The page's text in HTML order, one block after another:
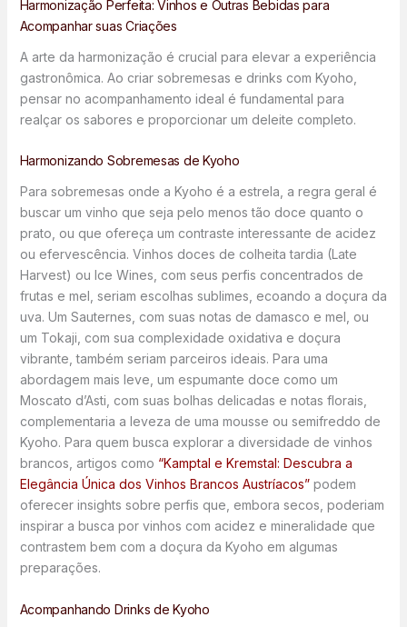
Harmonização Perfeita: Vinhos e Outras Bebidas para
Acompanhar suas Criações
A arte da harmonização é crucial para elevar a experiência
gastronômica. Ao criar sobremesas e drinks com Kyoho,
pensar no acompanhamento ideal é fundamental para
realçar os sabores e proporcionar um deleite completo.
Harmonizando Sobremesas de Kyoho
Para sobremesas onde a Kyoho é a estrela, a regra geral é
buscar um vinho que seja pelo menos tão doce quanto o
prato, ou que ofereça um contraste interessante de acidez
ou efervescência. Vinhos doces de colheita tardia (Late
Harvest) ou Ice Wines, com seus perfis concentrados de
frutas e mel, seriam escolhas sublimes, ecoando a doçura da
uva. Um Sauternes, com suas notas de damasco e mel, ou
um Tokaji, com sua complexidade oxidativa e doçura
vibrante, também seriam parceiros ideais. Para uma
abordagem mais leve, um espumante doce como um
Moscato d’Asti, com suas bolhas delicadas e notas florais,
complementaria a leveza de uma mousse ou semifreddo de
Kyoho. Para quem busca explorar a diversidade de vinhos
brancos, artigos como “Kamptal e Kremstal: Descubra a
Elegância Única dos Vinhos Brancos Austríacos”podem
oferecer insights sobre perfis que, embora secos, poderiam
inspirar a busca por vinhos com acidez e mineralidade que
contrastem bem com a doçura da Kyoho em algumas
preparações.
Acompanhando Drinks de Kyoho